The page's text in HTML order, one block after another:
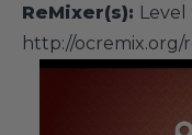
ReMixer(s): Level
http://ocremix.org/